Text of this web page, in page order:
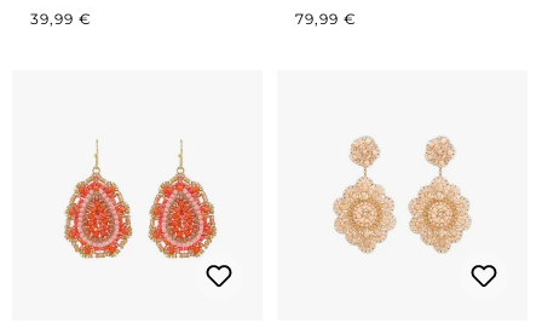
KORALLE/PINK
REGULÄRER PREIS:
39,99 € REGULÄRER PREIS:
79,99 €